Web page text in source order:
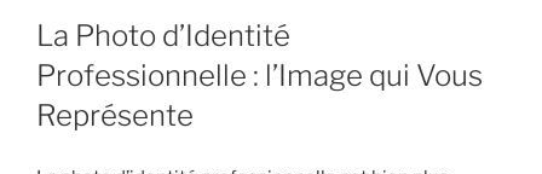
La Photo d’Identité
Professionnelle : l’Image qui Vous
Représente